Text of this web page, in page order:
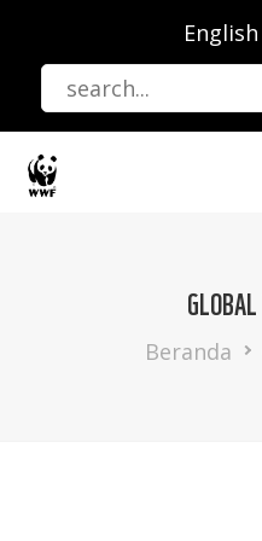
utama
English
Beranda